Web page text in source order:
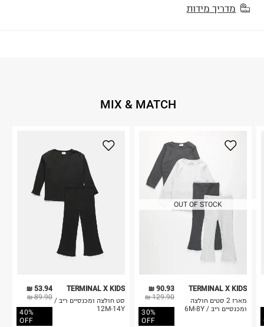
מדריך מידות
MIX & MATCH
53.94 ₪
89.90 ₪
40%
OFF
TERMINAL X KIDS
סט חולצה ומכנסיים ריב /
12M-14Y
OUT OF STOCK
90.93 ₪
129.90 ₪
30%
OFF
TERMINAL X KIDS
מארז 2 סטים חולצה
ומכנסיים ריב / 6M-8Y